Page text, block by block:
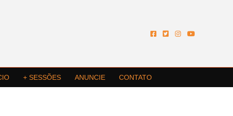
+ SESSÕES ANUNCIE CONTATO